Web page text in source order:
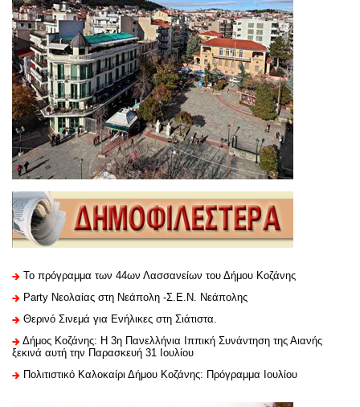
Το πρόγραμμα των 44ων Λασσανείων του Δήμου Κοζάνης
Party Νεολαίας στη Νεάπολη -Σ.Ε.Ν. Νεάπολης
Θερινό Σινεμά για Ενήλικες στη Σιάτιστα.
Δήμος Κοζάνης: Η 3η Πανελλήνια Ιππική Συνάντηση της Αιανής
ξεκινά αυτή την Παρασκευή 31 Ιουλίου
Πολιτιστικό Καλοκαίρι Δήμου Κοζάνης: Πρόγραμμα Ιουλίου